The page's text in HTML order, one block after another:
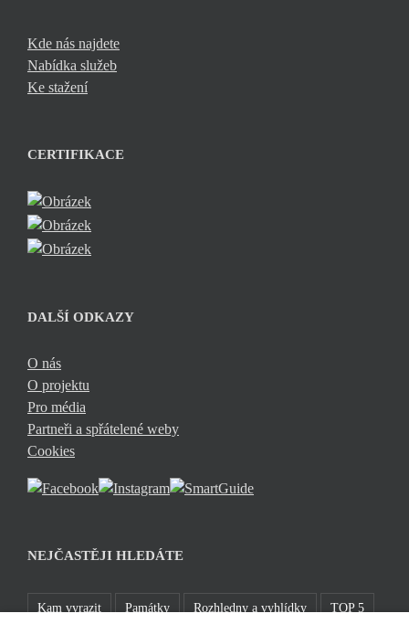
Kde nás najdete
Nabídka služeb
Ke stažení
CERTIFIKACE
DALŠÍ ODKAZY
O nás
O projektu
Pro média
Partneři a spřátelené weby
Cookies
NEJČASTĚJI HLEDÁTE
Kam vyrazit Památky Rozhledny a vyhlídky TOP 5